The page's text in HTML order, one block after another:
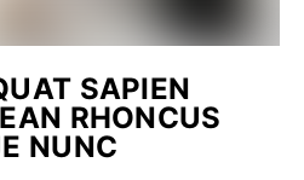
SAPIEN
RHONCUS
NUNC